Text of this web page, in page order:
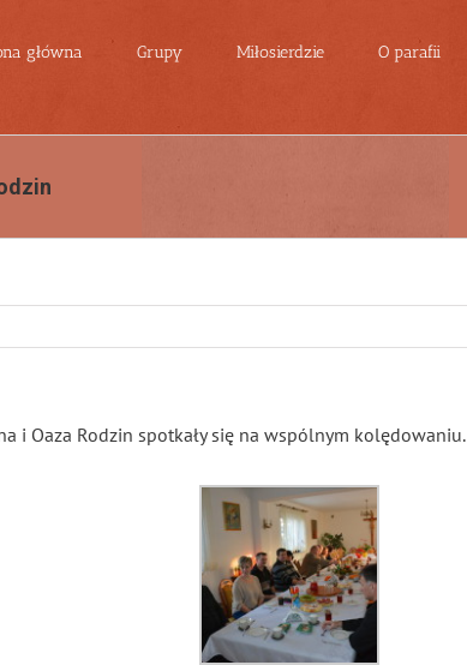
główna Grupy Miłosierdzie O parafii
i Oaza Rodzin spotkały się na wspólnym kolędowaniu.